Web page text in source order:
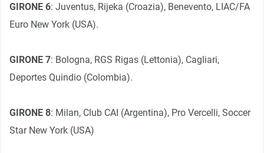
GIRONE 6: Juventus, Rijeka (Croazia), Benevento, LIAC/FA
Euro New York (USA).
GIRONE 7: Bologna, RGS Rigas (Lettonia), Cagliari,
Deportes Quindio (Colombia).
GIRONE 8: Milan, Club CAI (Argentina), Pro Vercelli, Soccer
Star New York (USA)